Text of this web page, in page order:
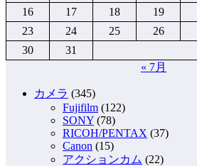
16
17 18 19
23
24 25 26
30
31
« 7月
カメラ (345)
Fujifilm (122)
SONY (78)
RICOH/PENTAX (37)
Canon (15)
アクションカム (22)